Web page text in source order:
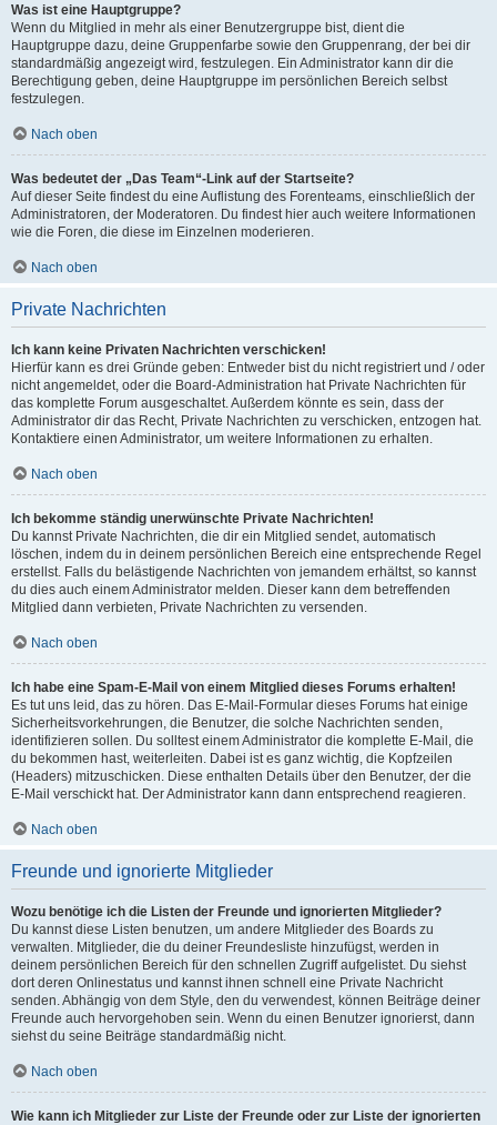
Was ist eine Hauptgruppe?
Wenn du Mitglied in mehr als einer Benutzergruppe bist, dient die
Hauptgruppe dazu, deine Gruppenfarbe sowie den Gruppenrang, der bei dir
standardmäßig angezeigt wird, festzulegen. Ein Administrator kann dir die
Berechtigung geben, deine Hauptgruppe im persönlichen Bereich selbst
festzulegen.
Nach oben
Was bedeutet der „Das Team“-Link auf der Startseite?
Auf dieser Seite findest du eine Auflistung des Forenteams, einschließlich der
Administratoren, der Moderatoren. Du findest hier auch weitere Informationen
wie die Foren, die diese im Einzelnen moderieren.
Nach oben
Private Nachrichten
Ich kann keine Privaten Nachrichten verschicken!
Hierfür kann es drei Gründe geben: Entweder bist du nicht registriert und / oder
nicht angemeldet, oder die Board-Administration hat Private Nachrichten für
das komplette Forum ausgeschaltet. Außerdem könnte es sein, dass der
Administrator dir das Recht, Private Nachrichten zu verschicken, entzogen hat.
Kontaktiere einen Administrator, um weitere Informationen zu erhalten.
Nach oben
Ich bekomme ständig unerwünschte Private Nachrichten!
Du kannst Private Nachrichten, die dir ein Mitglied sendet, automatisch
löschen, indem du in deinem persönlichen Bereich eine entsprechende Regel
erstellst. Falls du belästigende Nachrichten von jemandem erhältst, so kannst
du dies auch einem Administrator melden. Dieser kann dem betreffenden
Mitglied dann verbieten, Private Nachrichten zu versenden.
Nach oben
Ich habe eine Spam-E-Mail von einem Mitglied dieses Forums erhalten!
Es tut uns leid, das zu hören. Das E-Mail-Formular dieses Forums hat einige
Sicherheitsvorkehrungen, die Benutzer, die solche Nachrichten senden,
identifizieren sollen. Du solltest einem Administrator die komplette E-Mail, die
du bekommen hast, weiterleiten. Dabei ist es ganz wichtig, die Kopfzeilen
(Headers) mitzuschicken. Diese enthalten Details über den Benutzer, der die
E-Mail verschickt hat. Der Administrator kann dann entsprechend reagieren.
Nach oben
Freunde und ignorierte Mitglieder
Wozu benötige ich die Listen der Freunde und ignorierten Mitglieder?
Du kannst diese Listen benutzen, um andere Mitglieder des Boards zu
verwalten. Mitglieder, die du deiner Freundesliste hinzufügst, werden in
deinem persönlichen Bereich für den schnellen Zugriff aufgelistet. Du siehst
dort deren Onlinestatus und kannst ihnen schnell eine Private Nachricht
senden. Abhängig von dem Style, den du verwendest, können Beiträge deiner
Freunde auch hervorgehoben sein. Wenn du einen Benutzer ignorierst, dann
siehst du seine Beiträge standardmäßig nicht.
Nach oben
Wie kann ich Mitglieder zur Liste der Freunde oder zur Liste der ignorierten